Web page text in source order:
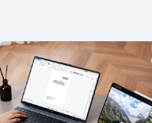
照。线上市场的表现同样亮眼。电
商平台数据显示，在京东大屏幕平
板热卖榜中，该机型稳居第二位，
上线半个月内已有超200...